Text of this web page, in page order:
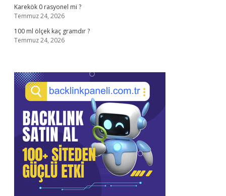
Karekök 0 rasyonel mi ?
Temmuz 24, 2026
100 ml ölçek kaç gramdır ?
Temmuz 24, 2026